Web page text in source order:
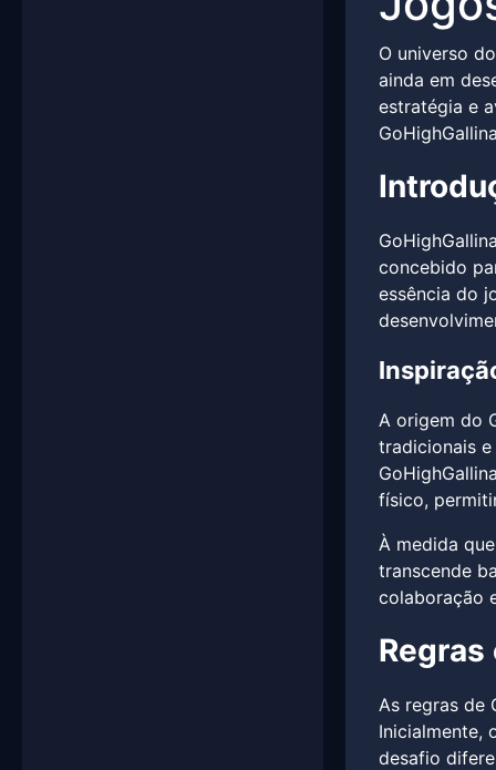
O universo
ainda em
estratégia e
concebido
essência do
A origem do
tradicionais
físico,
À medida
transcende
colaboração
As regras de
Inicialmente,
desafio